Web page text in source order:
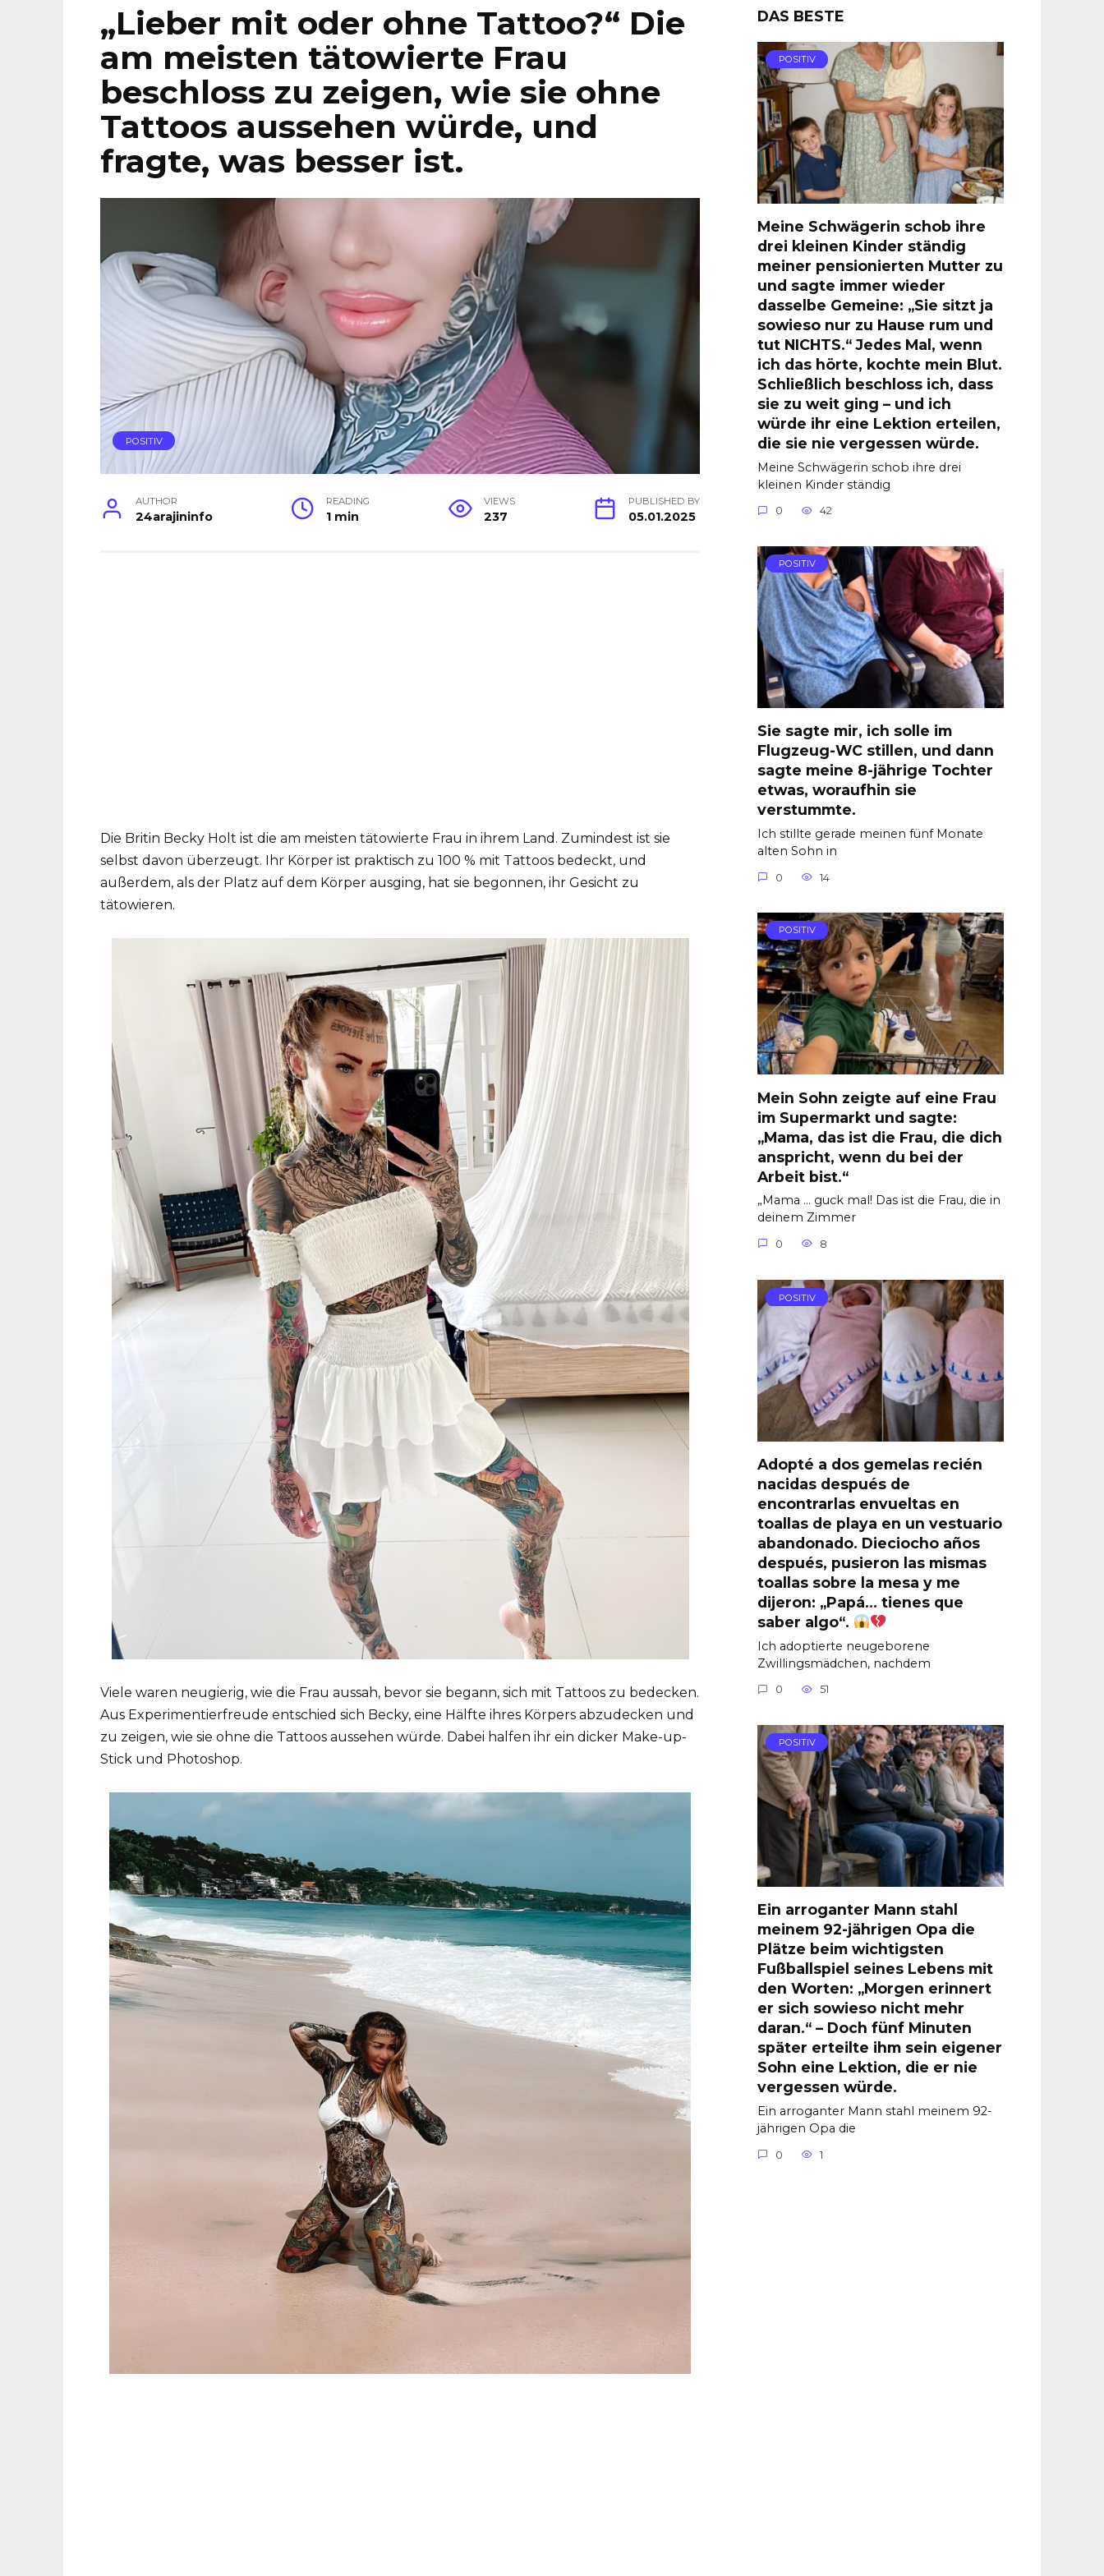
„Lieber mit oder ohne Tattoo?“ Die
am meisten tätowierte Frau
beschloss zu zeigen, wie sie ohne
Tattoos aussehen würde, und
fragte, was besser ist.
POSITIV
AUTHOR
24arajininfo
READING
1 min
VIEWS
237
PUBLISHED BY
05.01.2025
Die Britin Becky Holt ist die am meisten tätowierte Frau in ihrem Land. Zumindest ist sie
selbst davon überzeugt. Ihr Körper ist praktisch zu 100 % mit Tattoos bedeckt, und
außerdem, als der Platz auf dem Körper ausging, hat sie begonnen, ihr Gesicht zu
tätowieren.
Viele waren neugierig, wie die Frau aussah, bevor sie begann, sich mit Tattoos zu bedecken.
Aus Experimentierfreude entschied sich Becky, eine Hälfte ihres Körpers abzudecken und
zu zeigen, wie sie ohne die Tattoos aussehen würde. Dabei halfen ihr ein dicker Make-up-
Stick und Photoshop.
DAS BESTE
POSITIV
Meine Schwägerin schob ihre
drei kleinen Kinder ständig
meiner pensionierten Mutter zu
und sagte immer wieder
dasselbe Gemeine: „Sie sitzt ja
sowieso nur zu Hause rum und
tut NICHTS.“ Jedes Mal, wenn
ich das hörte, kochte mein Blut.
Schließlich beschloss ich, dass
sie zu weit ging – und ich
würde ihr eine Lektion erteilen,
die sie nie vergessen würde.
Meine Schwägerin schob ihre drei
kleinen Kinder ständig
0 42
POSITIV
Sie sagte mir, ich solle im
Flugzeug-WC stillen, und dann
sagte meine 8-jährige Tochter
etwas, woraufhin sie
verstummte.
Ich stillte gerade meinen fünf Monate
alten Sohn in
0 14
POSITIV
Mein Sohn zeigte auf eine Frau
im Supermarkt und sagte:
„Mama, das ist die Frau, die dich
anspricht, wenn du bei der
Arbeit bist.“
„Mama … guck mal! Das ist die Frau, die in
deinem Zimmer
0 8
POSITIV
Adopté a dos gemelas recién
nacidas después de
encontrarlas envueltas en
toallas de playa en un vestuario
abandonado. Dieciocho años
después, pusieron las mismas
toallas sobre la mesa y me
dijeron: „Papá… tienes que
saber algo“.
Ich adoptierte neugeborene
Zwillingsmädchen, nachdem
0 51
POSITIV
Ein arroganter Mann stahl
meinem 92-jährigen Opa die
Plätze beim wichtigsten
Fußballspiel seines Lebens mit
den Worten: „Morgen erinnert
er sich sowieso nicht mehr
daran.“ – Doch fünf Minuten
später erteilte ihm sein eigener
Sohn eine Lektion, die er nie
vergessen würde.
Ein arroganter Mann stahl meinem 92-
jährigen Opa die
0 1